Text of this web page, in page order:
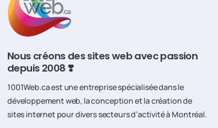
Nous créons des sites web avec passion
depuis 2008 ❣️
1001Web.ca est une entreprise spécialisée dans le
développement web, la conception et la création de
sites internet pour divers secteurs d’activité à Montréal.